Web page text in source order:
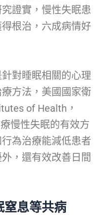
證實，慢性失眠患
根治，六成病情好
對睡眠相關的心理
方法，美國國家衛
of Health，
慢性失眠的有效方
為治療能減低患者
，還有效改善日間
窒息等共病